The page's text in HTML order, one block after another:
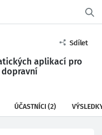
Sdílet
aplikací pro
ÚČASTNÍCI (2)